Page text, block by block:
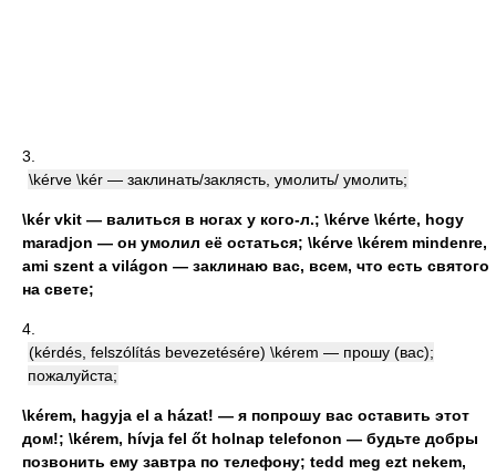
3.
\kérve \kér — заклинать/заклясть, умолить/ умолить;
\kér vkit — валиться в ногах у кого-л.; \kérve \kérte, hogy
maradjon — он умолил её остаться; \kérve \kérem mindenre,
ami szent a világon — заклинаю вас, всем, что есть святого
на свете;
4.
(kérdés, felszólítás bevezetésére) \kérem — прошу (вас);
пожалуйста;
\kérem, hagyja el a házat! — я попрошу вас оставить этот
дом!; \kérem, hívja fel őt holnap telefonon — будьте добры
позвонить ему завтра по телефону; tedd meg ezt nekem,